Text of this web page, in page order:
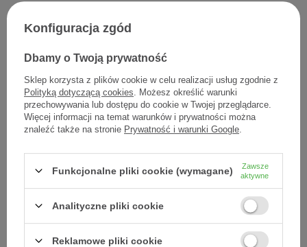
13,13 zł
- + Dodaj do koszyka
Dodaj do listy zakupowej
Kod produktu:5907626703030
Konfiguracja zgód
Dbamy o Twoją prywatność
Sklep korzysta z plików cookie w celu realizacji usług zgodnie z
Polityką dotyczącą cookies . Możesz określić warunki
przechowywania lub dostępu do cookie w Twojej przeglądarce.
Więcej informacji na temat warunków i prywatności można
znaleźć także na stronie Prywatność i warunki Google
Funkcjonalne pliki cookie (wymagane)
Zawsze
aktywne
Analityczne pliki cookie
Reklamowe pliki cookie